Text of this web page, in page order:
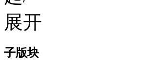
子版块